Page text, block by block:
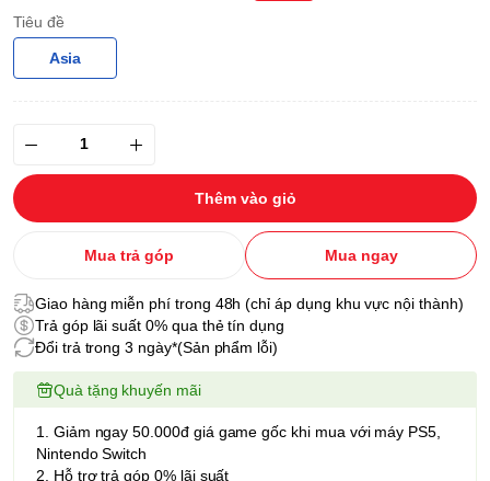
Tiêu đề
Asia
Thêm vào giỏ
Mua trả góp Mua ngay
Giao hàng miễn phí trong 48h (chỉ áp dụng khu vực nội thành)
Trả góp lãi suất 0% qua thẻ tín dụng
Đổi trả trong 3 ngày*(Sản phẩm lỗi)
Quà tặng khuyến mãi
1. Giảm ngay 50.000đ giá game gốc khi mua với máy PS5,
Nintendo Switch
2. Hỗ trợ trả góp 0% lãi suất